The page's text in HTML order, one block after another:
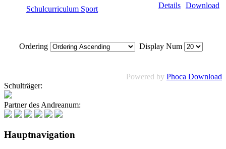
Schulcurriculum Sport Download
Details
Ordering Display Num
Powered by Phoca Download
Schulträger:
Partner des Andreanum:
Hauptnavigation